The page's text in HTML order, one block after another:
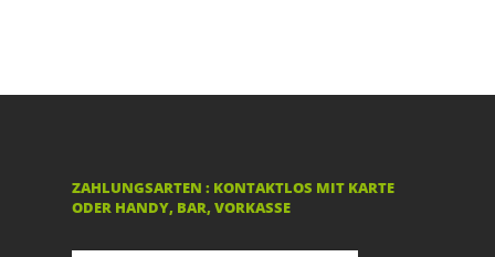
ZAHLUNGSARTEN : KONTAKTLOS MIT KARTE
ODER HANDY, BAR, VORKASSE